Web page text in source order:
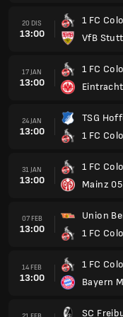
07 FEB
13:00
Union
1 FC
14 FEB
13:00
1 FC
Bayern
21 FEB
13:00
SC
1 FC
14 MAC
13:00
1 FC
21 MAC
13:00
1 FC
VFL
28 MAC
12:00
RB
1 FC
11 APR
1 FC